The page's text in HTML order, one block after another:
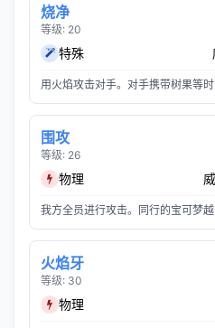
烧净
等级: 20
特殊
用火焰攻击对手。对手携带树果等
围攻
等级: 26
物理
我方全员进行攻击。同行的宝可梦
火焰牙
等级: 30
物理